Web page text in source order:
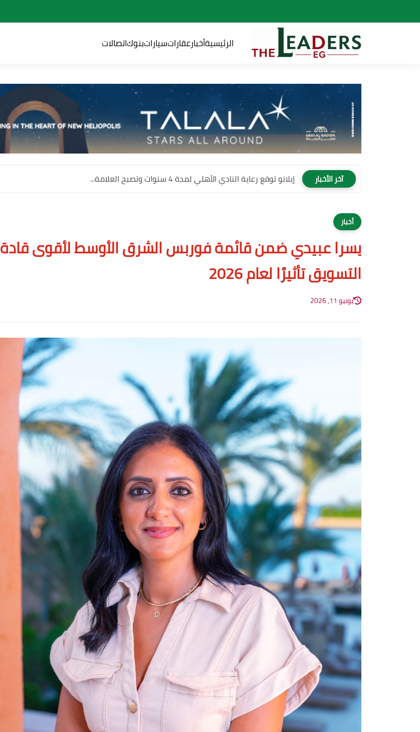
الرئيسيةأخبارعقاراتسياراتبنوكاتصالات
آخر الأخبار إيلانو توقع رعاية النادي الأهلي لمدة 4 سنوات وتصبح العلامة...
أخبار
يسرا عبيدي ضمن قائمة فوربس الشرق الأوسط لأقوى قادة
التسويق تأثيرًا لعام 2026
يونيو 11, 2026